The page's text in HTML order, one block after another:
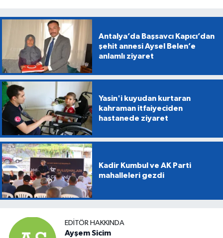
Antalya’da Başsavcı Kapıcı’dan
şehit annesi Aysel Belen’e
anlamlı ziyaret
Yasin'i kuyudan kurtaran
kahraman itfaiyeciden
hastanede ziyaret
Kadir Kumbul ve AK Parti
mahalleleri gezdi
EDITÖR HAKKINDA
Ayşem Sicim